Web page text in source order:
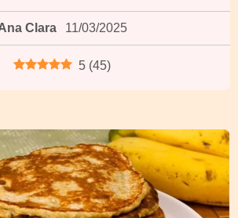
Clara 11/03/2025
5 (45)